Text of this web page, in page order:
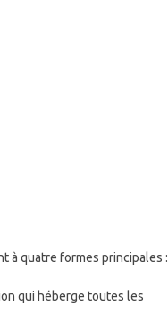
à quatre formes principales :
qui héberge toutes les